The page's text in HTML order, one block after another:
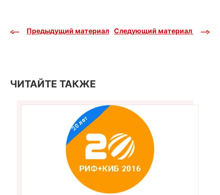
Предыдущий материал Следующий материал
ЧИТАЙТЕ ТАКЖЕ